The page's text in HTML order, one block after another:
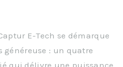
E-Tech se démarque
généreuse : un quatre